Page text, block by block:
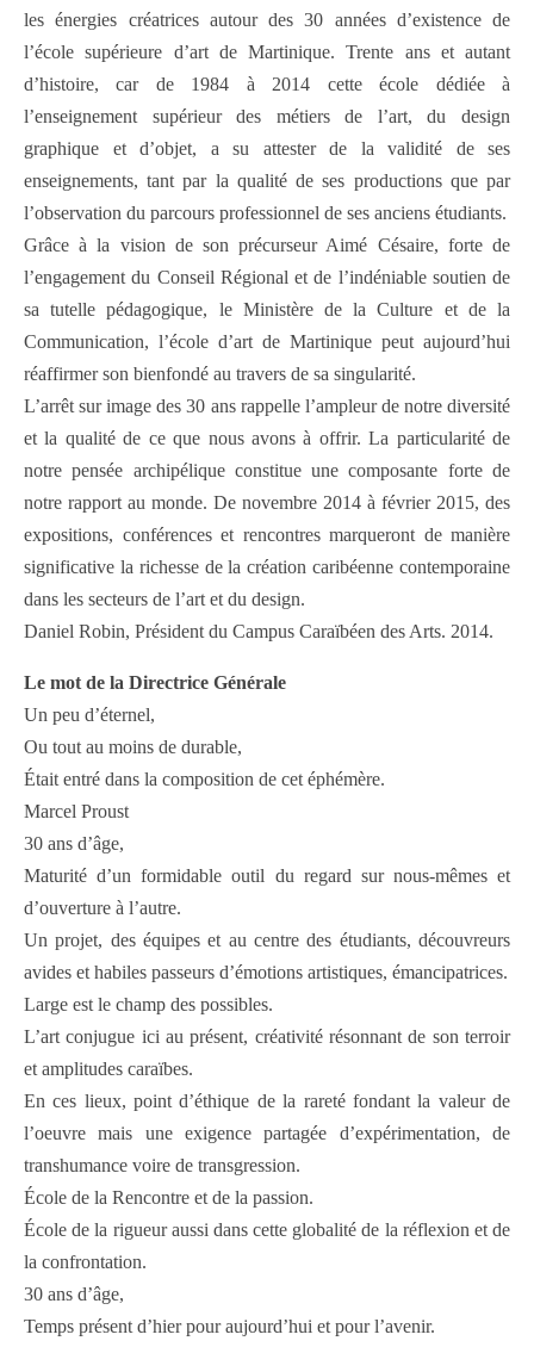
les énergies créatrices autour des 30 années d’existence de
l’école supérieure d’art de Martinique. Trente ans et autant
d’histoire, car de 1984 à 2014 cette école dédiée à
l’enseignement supérieur des métiers de l’art, du design
graphique et d’objet, a su attester de la validité de ses
enseignements, tant par la qualité de ses productions que par
l’observation du parcours professionnel de ses anciens étudiants.
Grâce à la vision de son précurseur Aimé Césaire, forte de
l’engagement du Conseil Régional et de l’indéniable soutien de
sa tutelle pédagogique, le Ministère de la Culture et de la
Communication, l’école d’art de Martinique peut aujourd’hui
réaffirmer son bienfondé au travers de sa singularité.
L’arrêt sur image des 30 ans rappelle l’ampleur de notre diversité
et la qualité de ce que nous avons à offrir. La particularité de
notre pensée archipélique constitue une composante forte de
notre rapport au monde. De novembre 2014 à février 2015, des
expositions, conférences et rencontres marqueront de manière
significative la richesse de la création caribéenne contemporaine
dans les secteurs de l’art et du design.
Daniel Robin, Président du Campus Caraïbéen des Arts. 2014.
Le mot de la Directrice Générale
Un peu d’éternel,
Ou tout au moins de durable,
Était entré dans la composition de cet éphémère.
Marcel Proust
30 ans d’âge,
Maturité d’un formidable outil du regard sur nous-mêmes et
d’ouverture à l’autre.
Un projet, des équipes et au centre des étudiants, découvreurs
avides et habiles passeurs d’émotions artistiques, émancipatrices.
Large est le champ des possibles.
L’art conjugue ici au présent, créativité résonnant de son terroir
et amplitudes caraïbes.
En ces lieux, point d’éthique de la rareté fondant la valeur de
l’oeuvre mais une exigence partagée d’expérimentation, de
transhumance voire de transgression.
École de la Rencontre et de la passion.
École de la rigueur aussi dans cette globalité de la réflexion et de
la confrontation.
30 ans d’âge,
Temps présent d’hier pour aujourd’hui et pour l’avenir.